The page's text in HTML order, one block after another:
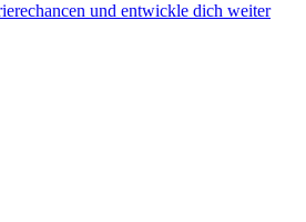
und entwickle dich weiter